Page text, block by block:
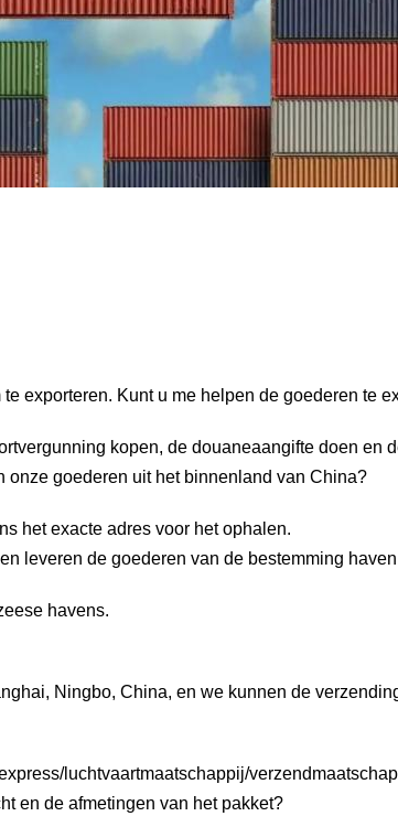
exporteren. Kunt u me helpen de goederen te
kopen, de douaneaangifte doen en
onze goederen uit het binnenland van China?
het exacte adres voor het ophalen.
leveren de goederen van de bestemming
havens.
Ningbo, China, en we kunnen de
luchtvaartmaatschappij/
en de afmetingen van het pakket?